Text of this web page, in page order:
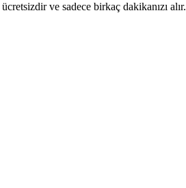
ve sadece birkaç dakikanızı alır.